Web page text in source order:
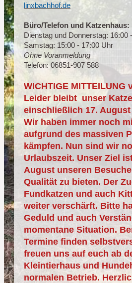
linxbachhof.de
Büro/Telefon und Katzenhaus:
Dienstag und Donnerstag: 16:00
Samstag: 15:00 - 17:00 Uhr
Ohne Voranmeldung
Telefon: 06851-907 588
WICHTIGE MITTEILUNG
Leider bleibt unser
einschließlich 17.
Wir haben immer noch
aufgrund des massiven
kämpfen. Nun sind wir
Urlaubszeit. Unser Ziel
August unseren
Qualität zu bieten. Der
Fundkatzen und auch
weiter verschärft. Bitte
Geduld und auch
momentane Situation.
Termine finden
freuen uns auf euch ab
Kleintierhaus und
normalen Betrieb.